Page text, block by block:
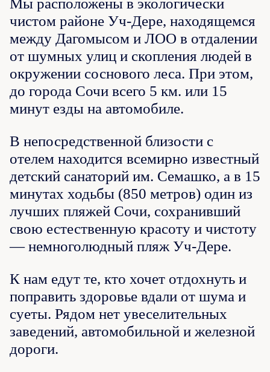
чистом районе Уч-Дере, находящемся
между Дагомысом и ЛОО в отдалении
от шумных улиц и скопления людей в
окружении соснового леса. При этом,
до города Сочи всего 5 км. или 15
минут езды на автомобиле.
В непосредственной близости с
отелем находится всемирно известный
детский санаторий им. Семашко, а в 15
минутах ходьбы (850 метров) один из
лучших пляжей Сочи, сохранивший
свою естественную красоту и чистоту
— немноголюдный пляж Уч-Дере.
К нам едут те, кто хочет отдохнуть и
поправить здоровье вдали от шума и
суеты. Рядом нет увеселительных
заведений, автомобильной и железной
дороги.